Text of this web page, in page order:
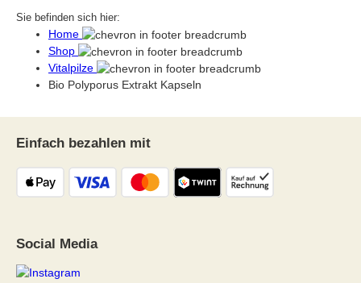
Sie befinden sich hier:
Home
Shop
Vitalpilze
Bio Polyporus Extrakt Kapseln
Einfach bezahlen mit
Social Media